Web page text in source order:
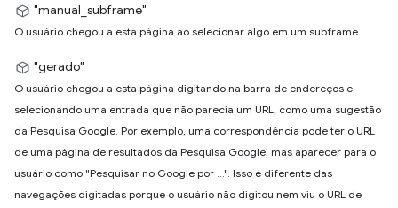
"manual_subframe"
O usuário chegou a esta página ao selecionar algo em um subframe.
"gerado"
O usuário chegou a esta página digitando na barra de endereços e
selecionando uma entrada que não parecia um URL, como uma sugestão
da Pesquisa Google. Por exemplo, uma correspondência pode ter o URL
de uma página de resultados da Pesquisa Google, mas aparecer para o
usuário como "Pesquisar no Google por ...". Isso é diferente das
navegações digitadas porque o usuário não digitou nem viu o URL de